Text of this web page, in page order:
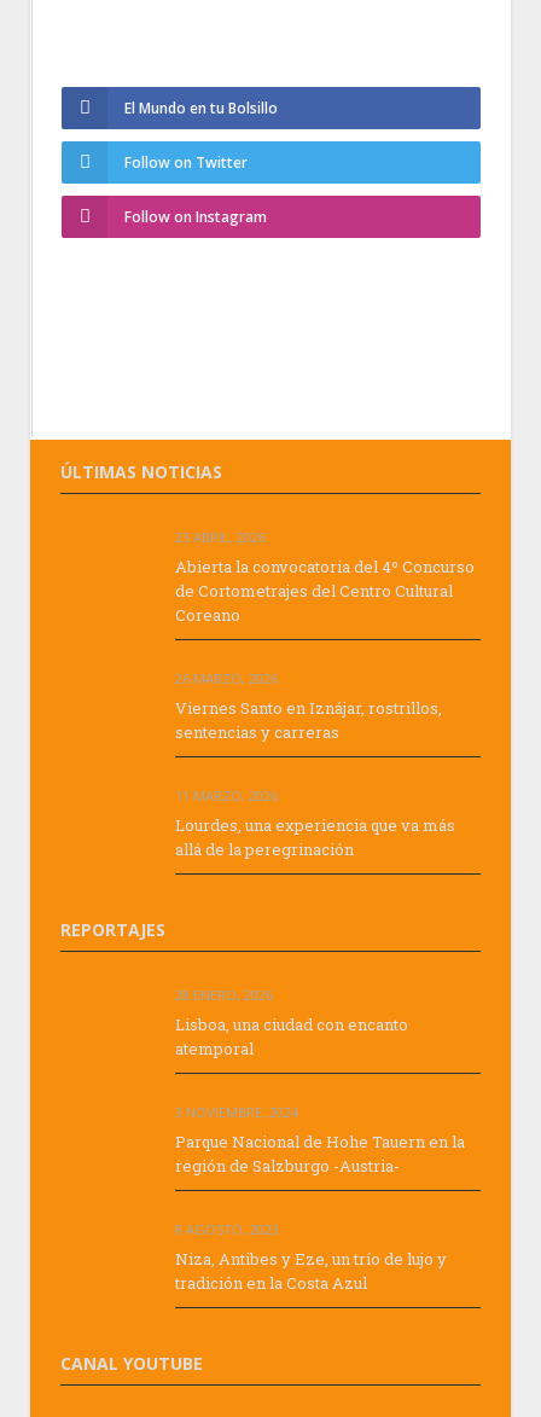
El Mundo en tu Bolsillo
Follow on Twitter
Follow on Instagram
ÚLTIMAS NOTICIAS
23 ABRIL, 2026
Abierta la convocatoria del 4º Concurso
de Cortometrajes del Centro Cultural
Coreano
26 MARZO, 2026
Viernes Santo en Iznájar, rostrillos,
sentencias y carreras
11 MARZO, 2026
Lourdes, una experiencia que va más
allá de la peregrinación
REPORTAJES
28 ENERO, 2026
Lisboa, una ciudad con encanto
atemporal
3 NOVIEMBRE, 2024
Parque Nacional de Hohe Tauern en la
región de Salzburgo -Austria-
8 AGOSTO, 2023
Niza, Antibes y Eze, un trío de lujo y
tradición en la Costa Azul
CANAL YOUTUBE